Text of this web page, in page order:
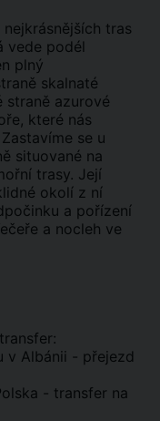
tras
vede podél
plný
skalnaté
straně azurové
které nás
se u
situované na
trasy. Její
okolí z ní
a pořízení
a nocleh ve
v Albánii - přejezd
- transfer na